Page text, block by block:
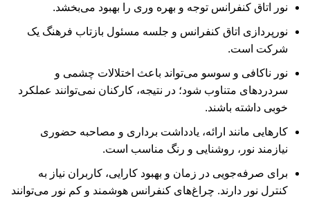
نور اتاق کنفرانس توجه و بهره وری را بهبود می‌بخشد.
نورپردازی اتاق کنفرانس و جلسه مسئول بازتاب فرهنگ یک
شرکت است.
نور ناکافی و سوسو می‌تواند باعث اختلالات چشمی و
سردردهای متناوب شود؛ در نتیجه، کارکنان نمی‌توانند عملکرد
خوبی داشته باشند.
کارهایی مانند ارائه، یادداشت برداری و مصاحبه حضوری
نیازمند نور، روشنایی و رنگ مناسب است.
برای صرفه‌جویی در زمان و بهبود کارایی، کاربران نیاز به
کنترل نور دارند. چراغ‌های کنفرانس هوشمند و کم نور می‌توانند